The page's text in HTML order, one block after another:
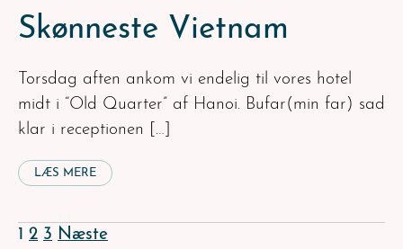
Skønneste Vietnam
Torsdag aften ankom vi endelig til vores hotel
midt i “Old Quarter” af Hanoi. Bufar(min far) sad
klar i receptionen […]
LÆS MERE
Navigation
1 2 3 Næste